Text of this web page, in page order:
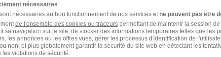
l’alternance et le CDI se fait naturellement pour
j’ai prévenu mes clients que mes dossiers
à travailler dans ma nouvelle agence. Je
dossiers, mais je maitrisais le logiciel. Au départ,
nécessaires
nécessaires au bon fonctionnement de nos services et ne peuvent pas être
de l'ensemble des cookies ou traceurspermettant de maintenir la session
sa navigation sur le site, de stocker des informations temporaires telles que les
les annonces ou les offres vues, gérer les processus d'identification de
non, et plus globalement garantir la sécurité du site web en détectant les
violations de sécurité.